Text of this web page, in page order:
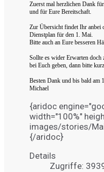
Zuerst mal herzlichen Dank
und für Eure Bereitschaft.
Zur Übersicht findet Ihr anbei
Dienstplan für den 1. Mai.
Bitte auch an Eure besseren
Sollte es wider Erwarten doch
bei Euch geben, dann bitte
Besten Dank und bis bald am
Michael
{aridoc
width="100%"
images/stories/
{/aridoc}
Details
Zugriffe: